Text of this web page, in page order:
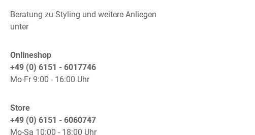
Beratung zu Styling und weitere Anliegen
unter
Onlineshop
+49 (0) 6151 - 6017746
Mo-Fr 9:00 - 16:00 Uhr
Store
+49 (0) 6151 - 6060747
Mo-Sa 10:00 - 18:00 Uhr